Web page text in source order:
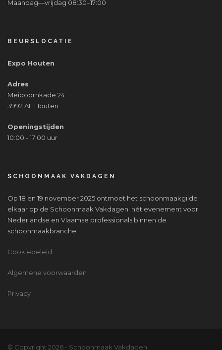
Maandag—vrijdag 08:30–17:00
BEURSLOCATIE
Expo Houten
Adres
Meidoornkade 24
3992 AE Houten
Openingstijden
10:00 - 17:00 uur
SCHOONMAAK VAKDAGEN
Op 18 en 19 november 2025 ontmoet het schoonmaakgilde
elkaar op de Schoonmaak Vakdagen: hét evenement voor
Nederlandse en Vlaamse professionals binnen de
schoonmaakbranche.
Cookiebeleid
Algemene voorwaarden
Privacy
© Copyright 2026 - Schoonmaak Vakdagen